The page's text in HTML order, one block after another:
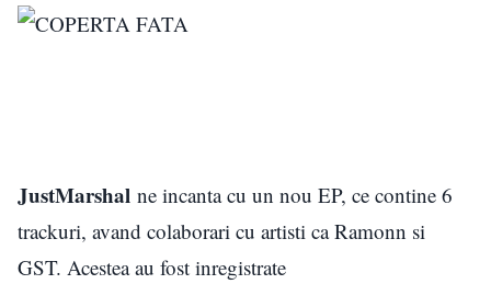
JustMarshal ne incanta cu un nou EP, ce contine 6
trackuri, avand colaborari cu artisti ca Ramonn si
GST. Acestea au fost inregistrate